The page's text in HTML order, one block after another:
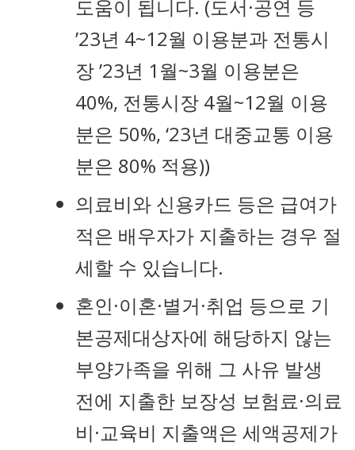
도움이 됩니다. (도서·공연 등
’23년 4~12월 이용분과 전통시
장 ’23년 1월~3월 이용분은
40%, 전통시장 4월~12월 이용
분은 50%, ‘23년 대중교통 이용
분은 80% 적용))
의료비와 신용카드 등은 급여가
적은 배우자가 지출하는 경우 절
세할 수 있습니다.
혼인·이혼·별거·취업 등으로 기
본공제대상자에 해당하지 않는
부양가족을 위해 그 사유 발생
전에 지출한 보장성 보험료·의료
비·교육비 지출액은 세액공제가